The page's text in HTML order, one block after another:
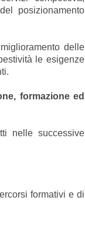
posizionamento
delle
le esigenze
formazione ed
nelle successive
formativi e di